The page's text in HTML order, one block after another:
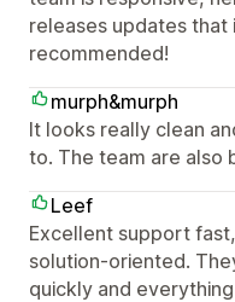
releases updates
recommended!
murph&murph
It looks really clean
to. The team are also
Leef
Excellent support
solution-oriented.
quickly and